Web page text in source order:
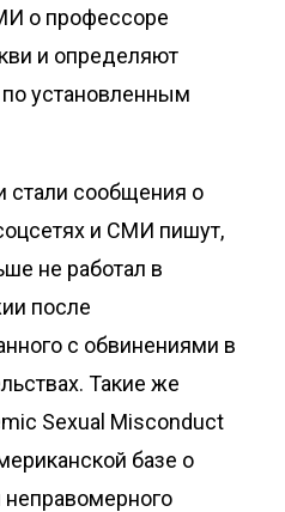
о профессоре
и определяют
установленным
стали сообщения о
и СМИ пишут,
не работал в
после
с обвинениями в
Такие же
Sexual Misconduct
базе о
неправомерного